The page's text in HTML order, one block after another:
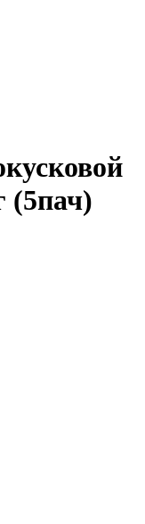
(5пач)